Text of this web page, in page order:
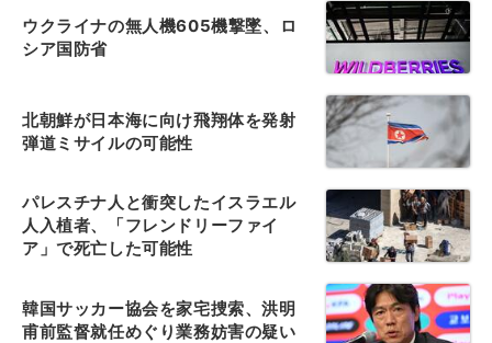
ウクライナの無人機605機撃墜、ロ
シア国防省
北朝鮮が日本海に向け飛翔体を発射
弾道ミサイルの可能性
パレスチナ人と衝突したイスラエル
人入植者、「フレンドリーファイ
ア」で死亡した可能性
韓国サッカー協会を家宅捜索、洪明
甫前監督就任めぐり業務妨害の疑い